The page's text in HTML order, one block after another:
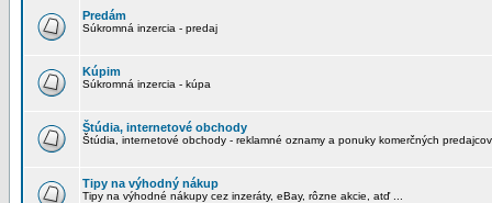
Predám
Súkromná inzercia - predaj
Kúpim
Súkromná inzercia - kúpa
Štúdia, internetové obchody
Štúdia, internetové obchody - reklamné oznamy a ponuky komerčných predajcov
Tipy na výhodný nákup
Tipy na výhodné nákupy cez inzeráty, eBay, rôzne akcie, atď ...